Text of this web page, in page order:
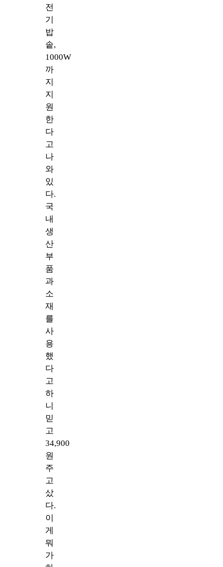
전
기
밥
솥,
1000W
까
지
지
원
한
다
고
나
와
있
다.
국
내
생
산
부
품
과
소
재
를
사
용
했
다
고
하
니
믿
고
34,900
원
주
고
샀
다.
이
게
뭐
가